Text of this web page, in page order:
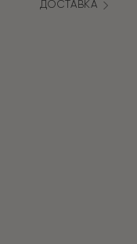
ДОСТАВКА